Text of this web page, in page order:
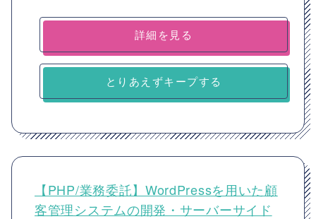
詳細を見る
とりあえずキープする
【PHP/業務委託】WordPressを用いた顧
客管理システムの開発・サーバーサイド